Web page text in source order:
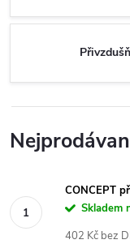
CONCEPT
Skladem
402 Kč bez